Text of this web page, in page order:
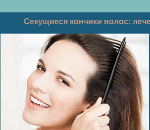
Секущиеся кончики волос: